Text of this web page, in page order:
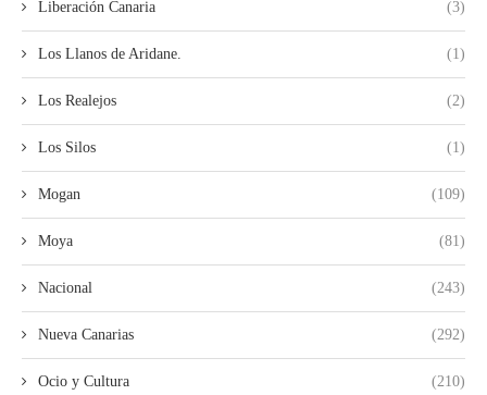
Liberación Canaria (3)
Los Llanos de Aridane. (1)
Los Realejos (2)
Los Silos (1)
Mogan (109)
Moya (81)
Nacional (243)
Nueva Canarias (292)
Ocio y Cultura (210)